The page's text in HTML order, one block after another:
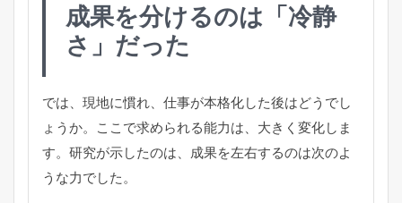
成果を分けるのは「冷静
さ」だった
では、現地に慣れ、仕事が本格化した後はどうでし
ょうか。ここで求められる能力は、大きく変化しま
す。研究が示したのは、成果を左右するのは次のよ
うな力でした。